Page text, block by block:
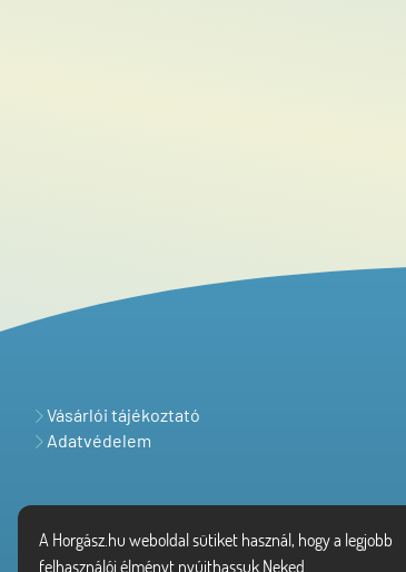
A Horgász.hu weboldal sütiket használ, hogy a legjobb
felhasználói élményt nyújthassuk Neked.
Vásárlói tájékoztató
Adatvédelem